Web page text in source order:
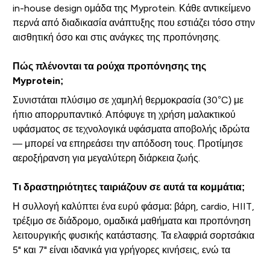
in-house design ομάδα της Myprotein. Κάθε αντικείμενο
περνά από διαδικασία ανάπτυξης που εστιάζει τόσο στην
αισθητική όσο και στις ανάγκες της προπόνησης.
Πώς πλένονται τα ρούχα προπόνησης της
Myprotein;
Συνιστάται πλύσιμο σε χαμηλή θερμοκρασία (30°C) με
ήπιο απορρυπαντικό. Απόφυγε τη χρήση μαλακτικού
υφάσματος σε τεχνολογικά υφάσματα αποβολής ιδρώτα
— μπορεί να επηρεάσει την απόδοση τους. Προτίμησε
αεροξήρανση για μεγαλύτερη διάρκεια ζωής.
Τι δραστηριότητες ταιριάζουν σε αυτά τα κομμάτια;
Η συλλογή καλύπτει ένα ευρύ φάσμα: βάρη, cardio, HIIT,
τρέξιμο σε διάδρομο, ομαδικά μαθήματα και προπόνηση
λειτουργικής φυσικής κατάστασης. Τα ελαφριά σορτσάκια
5" και 7" είναι ιδανικά για γρήγορες κινήσεις, ενώ τα